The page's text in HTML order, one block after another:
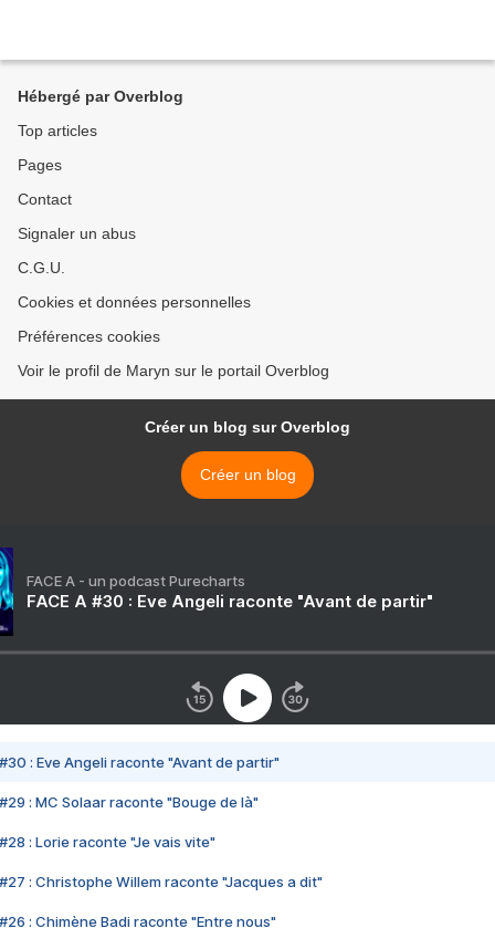
Hébergé par Overblog
Top articles
Pages
Contact
Signaler un abus
C.G.U.
Cookies et données personnelles
Préférences cookies
Voir le profil de Maryn sur le portail Overblog
Créer un blog sur Overblog
Créer un blog
FACE A - un podcast Purecharts
FACE A #30 : Eve Angeli raconte "Avant de partir"
#30 : Eve Angeli raconte "Avant de partir"
#29 : MC Solaar raconte "Bouge de là"
#28 : Lorie raconte "Je vais vite"
#27 : Christophe Willem raconte "Jacques a dit"
#26 : Chimène Badi raconte "Entre nous"